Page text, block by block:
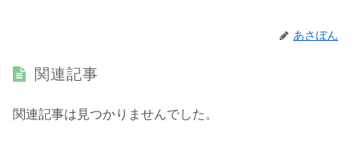
あさぼん
関連記事
関連記事は見つかりませんでした。